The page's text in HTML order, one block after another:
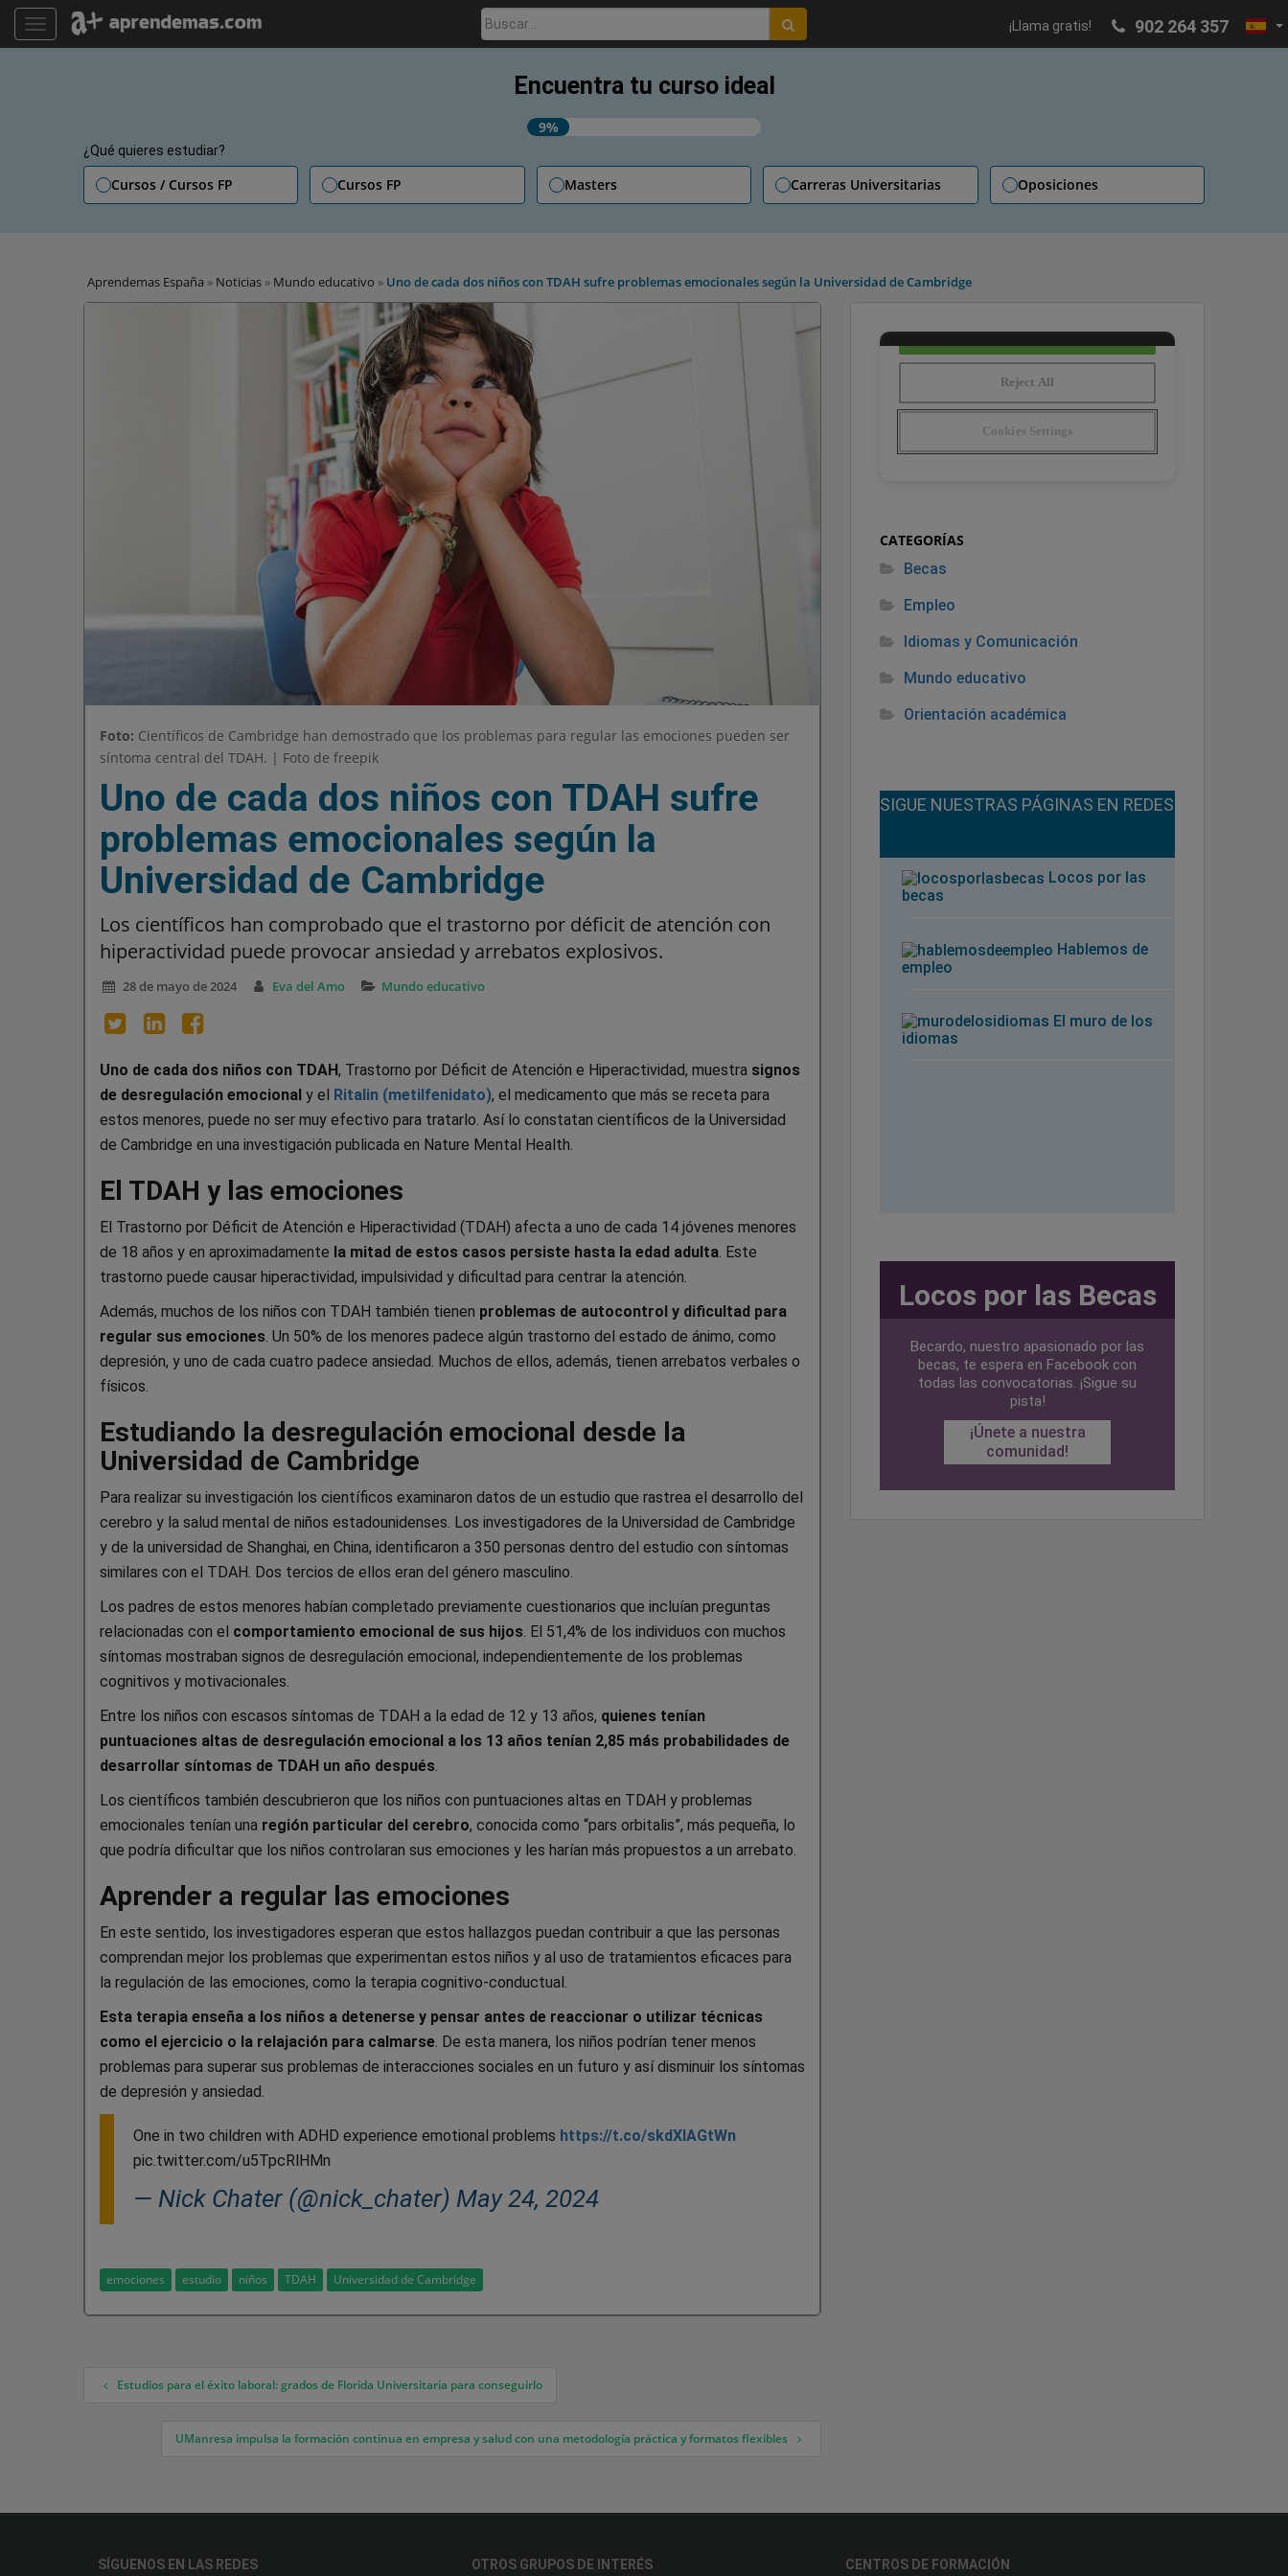
TOGGLE NAVIGATION ¡Llama gratis! 902 264 357
Buscar:
Encuentra tu curso ideal
9%
¿Qué quieres estudiar?
Cursos / Cursos FP Cursos FP Masters Carreras Universitarias Oposiciones
Aprendemas España » Noticias » Mundo educativo » Uno de cada dos niños con TDAH sufre problemas emocionales según la Universidad de Cambridge
Foto: Científicos de Cambridge han demostrado que los problemas para regular las emociones pueden ser
síntoma central del TDAH. | Foto de freepik
Uno de cada dos niños con TDAH sufre
problemas emocionales según la
Universidad de Cambridge
Los científicos han comprobado que el trastorno por déficit de atención con
hiperactividad puede provocar ansiedad y arrebatos explosivos.
28 de mayo de 2024 Eva del Amo Mundo educativo
Uno de cada dos niños con TDAH, Trastorno por Déficit de Atención e Hiperactividad, muestra signos
de desregulación emocional y el Ritalin (metilfenidato), el medicamento que más se receta para
estos menores, puede no ser muy efectivo para tratarlo. Así lo constatan científicos de la Universidad
de Cambridge en una investigación publicada en Nature Mental Health.
El TDAH y las emociones
El Trastorno por Déficit de Atención e Hiperactividad (TDAH) afecta a uno de cada 14 jóvenes menores
de 18 años y en aproximadamente la mitad de estos casos persiste hasta la edad adulta. Este
trastorno puede causar hiperactividad, impulsividad y dificultad para centrar la atención.
Además, muchos de los niños con TDAH también tienen problemas de autocontrol y dificultad para
regular sus emociones. Un 50% de los menores padece algún trastorno del estado de ánimo, como
depresión, y uno de cada cuatro padece ansiedad. Muchos de ellos, además, tienen arrebatos verbales o
físicos.
Estudiando la desregulación emocional desde la
Universidad de Cambridge
Para realizar su investigación los científicos examinaron datos de un estudio que rastrea el desarrollo del
cerebro y la salud mental de niños estadounidenses. Los investigadores de la Universidad de Cambridge
y de la universidad de Shanghai, en China, identificaron a 350 personas dentro del estudio con síntomas
similares con el TDAH. Dos tercios de ellos eran del género masculino.
Los padres de estos menores habían completado previamente cuestionarios que incluían preguntas
relacionadas con el comportamiento emocional de sus hijos. El 51,4% de los individuos con muchos
síntomas mostraban signos de desregulación emocional, independientemente de los problemas
cognitivos y motivacionales.
Entre los niños con escasos síntomas de TDAH a la edad de 12 y 13 años, quienes tenían
puntuaciones altas de desregulación emocional a los 13 años tenían 2,85 más probabilidades de
desarrollar síntomas de TDAH un año después.
Los científicos también descubrieron que los niños con puntuaciones altas en TDAH y problemas
emocionales tenían una región particular del cerebro, conocida como “pars orbitalis”, más pequeña, lo
que podría dificultar que los niños controlaran sus emociones y les harían más propuestos a un arrebato.
Aprender a regular las emociones
En este sentido, los investigadores esperan que estos hallazgos puedan contribuir a que las personas
comprendan mejor los problemas que experimentan estos niños y al uso de tratamientos eficaces para
la regulación de las emociones, como la terapia cognitivo-conductual.
Esta terapia enseña a los niños a detenerse y pensar antes de reaccionar o utilizar técnicas
como el ejercicio o la relajación para calmarse. De esta manera, los niños podrían tener menos
problemas para superar sus problemas de interacciones sociales en un futuro y así disminuir los síntomas
de depresión y ansiedad.
One in two children with ADHD experience emotional problems https://t.co/skdXlAGtWn
pic.twitter.com/u5TpcRlHMn
— Nick Chater (@nick_chater) May 24, 2024
emociones estudio niños TDAH Universidad de Cambridge
Navegación de entradas
Estudios para el éxito laboral: grados de Florida Universitaria para conseguirlo
UManresa impulsa la formación continua en empresa y salud con una metodología práctica y formatos flexibles
CATEGORÍAS
Becas
Empleo
Idiomas y Comunicación
Mundo educativo
Orientación académica
¡SIGUE NUESTRAS PÁGINAS EN REDES!
Locos por las
becas
Hablemos de
empleo
El muro de los
idiomas
Locos por las Becas
Becardo, nuestro apasionado por las
becas, te espera en Facebook con
todas las convocatorias. ¡Sigue su
pista!
¡Únete a nuestra
comunidad!
SÍGUENOS EN LAS REDES OTROS GRUPOS DE INTERÉS CENTROS DE FORMACIÓN